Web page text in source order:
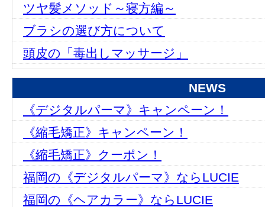
ツヤ髪メソッド～寝方編～
ブラシの選び方について
頭皮の「毒出しマッサージ」
NEWS
《デジタルパーマ》キャンペーン！
《縮毛矯正》キャンペーン！
《縮毛矯正》クーポン！
福岡の《デジタルパーマ》ならLUCIE
福岡の《ヘアカラー》ならLUCIE